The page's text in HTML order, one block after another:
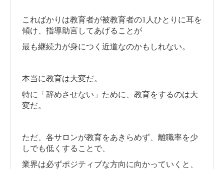
こればかりは教育者が被教育者の1人ひとりに耳を
傾け、指導助言してあげることが
最も継続力が身につく近道なのかもしれない。
本当に教育は大変だ。
特に「辞めさせない」ために、教育をするのは大
変だ。
ただ、各サロンが教育をあきらめず、離職率を少
しでも低くすることで、
業界は必ずポジティブな方向に向かっていくと、